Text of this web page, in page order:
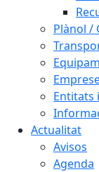
Plànol /
Entitats
Actualitat
Avisos
Agenda